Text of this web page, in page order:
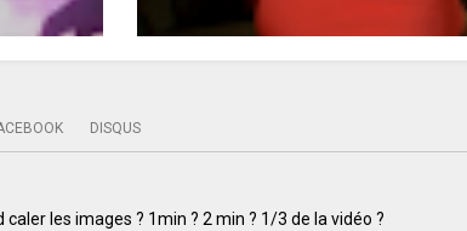
DISQUS
les images ? 1min ? 2 min ? 1/3 de la vidéo ?